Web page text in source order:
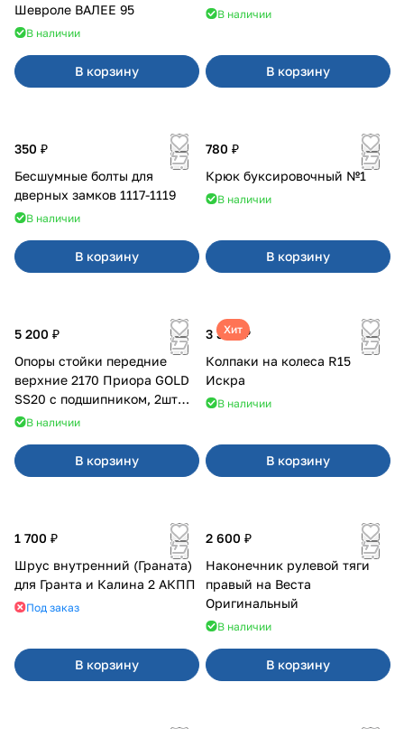
Шевроле ВАЛЕЕ 95
В наличии
В корзину
В наличии
В корзину
350 ₽
Бесшумные болты для
дверных замков 1117-1119
В наличии
В корзину
780 ₽
Крюк буксировочный №1
В наличии
В корзину
5 200 ₽
Опоры стойки передние
верхние 2170 Приора GOLD
SS20 с подшипником, 2шт
10116
В наличии
В корзину
Хит
3 380 ₽
Колпаки на колеса R15
Искра
В наличии
В корзину
1 700 ₽
Шрус внутренний (Граната)
для Гранта и Калина 2 АКПП
Под заказ
В корзину
2 600 ₽
Наконечник рулевой тяги
правый на Веста
Оригинальный
В наличии
В корзину